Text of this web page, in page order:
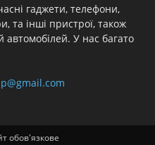
гаджети, телефони,
та інші пристрої, також
автомобілей. У нас багато
обов'язкове